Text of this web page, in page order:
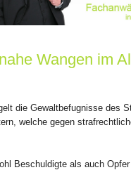
Wangen im
die Gewaltbefugnisse des
welche gegen
Beschuldigte als auch Opfer